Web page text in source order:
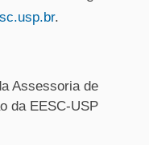
.
Assessoria de
da EESC-USP